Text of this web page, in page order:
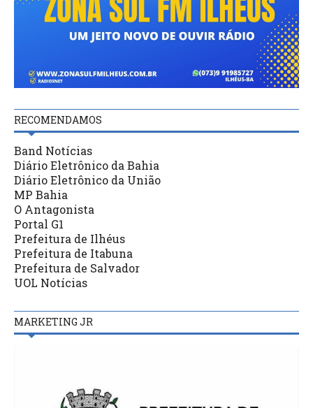
RECOMENDAMOS
Band Notícias
Diário Eletrônico da Bahia
Diário Eletrônico da União
MP Bahia
O Antagonista
Portal G1
Prefeitura de Ilhéus
Prefeitura de Itabuna
Prefeitura de Salvador
UOL Notícias
MARKETING JR